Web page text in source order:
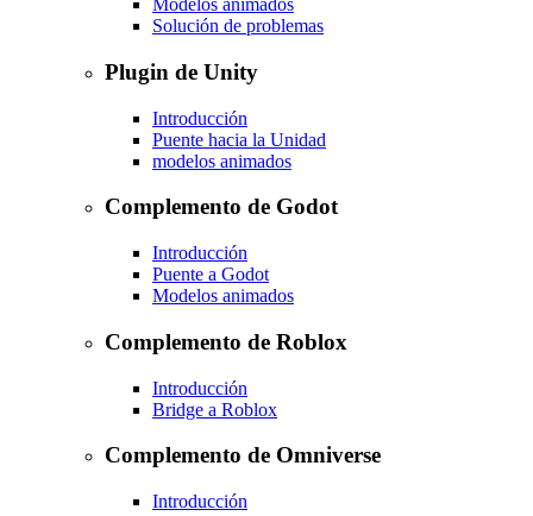
Modelos animados
Solución de problemas
Plugin de Unity
Introducción
Puente hacia la Unidad
modelos animados
Complemento de Godot
Introducción
Puente a Godot
Modelos animados
Complemento de Roblox
Introducción
Bridge a Roblox
Complemento de Omniverse
Introducción